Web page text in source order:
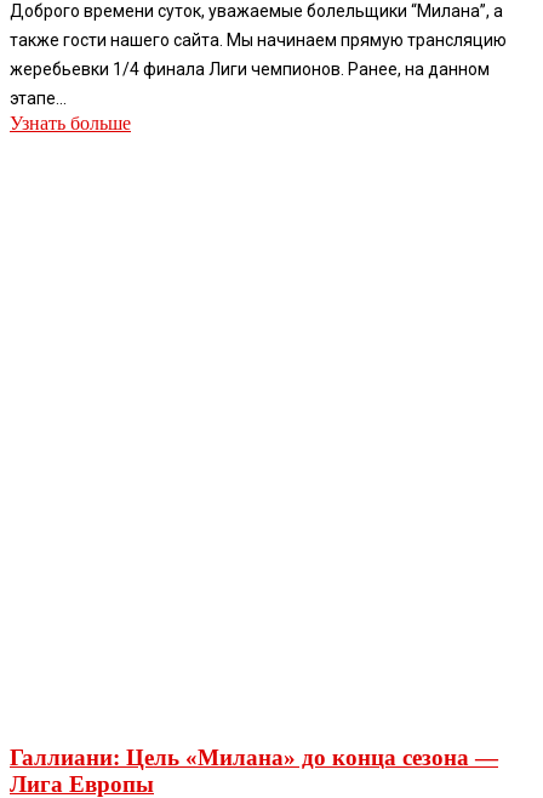
Доброго времени суток, уважаемые болельщики “Милана”, а
также гости нашего сайта. Мы начинаем прямую трансляцию
жеребьевки 1/4 финала Лиги чемпионов. Ранее, на данном
этапе...
Узнать больше
Галлиани: Цель «Милана» до конца сезона —
Лига Европы